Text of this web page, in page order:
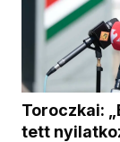
Toroczkai:
tett